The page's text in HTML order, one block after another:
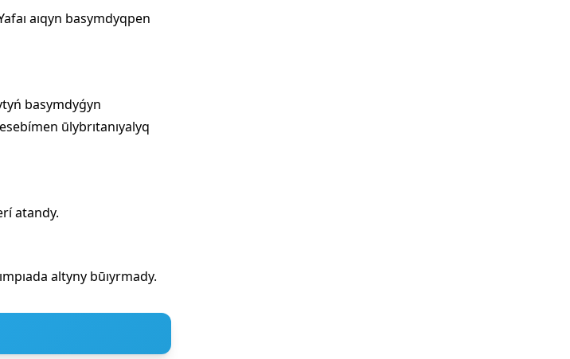
aıqyn basymdyqpen
basymdyǵyn
ūlybrıtanıyalyq
atandy.
altyny būıyrmady.